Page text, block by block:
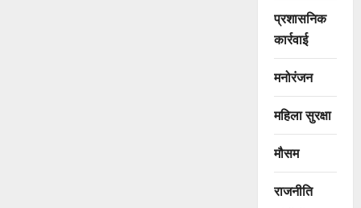
प्रशासनिक
कार्रवाई
मनोरंजन
महिला सुरक्षा
मौसम
राजनीति